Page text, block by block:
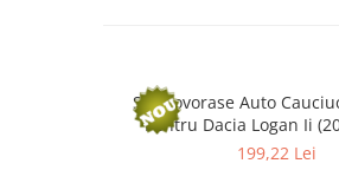
Filtre agent racire
Set Covorase Auto
Pentru Dacia Logan Ii
199,22 Lei